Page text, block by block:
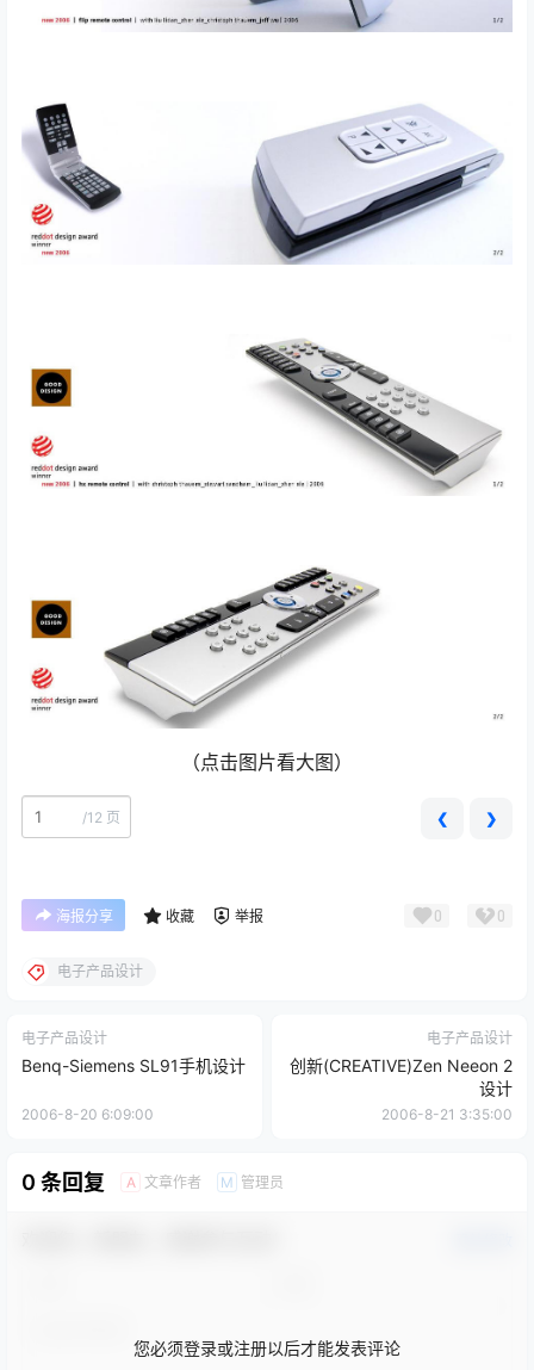
（点击图片看大图）
/12 页 ❮ ❯
海报分享 收藏 举报 0 0
电子产品设计
电子产品设计
Benq-Siemens SL91手机设计
2006-8-20 6:09:00
电子产品设计
创新(CREATIVE)Zen Neeon 2
设计
2006-8-21 3:35:00
0 条回复 A 文章作者 M 管理员
您必须登录或注册以后才能发表评论